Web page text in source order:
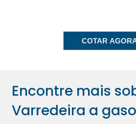
empresa, o que
produtividade sempre em
LUGAR
Quando se trata de
dos operadores é um
COTAR
Encontre mais
Varredeira a